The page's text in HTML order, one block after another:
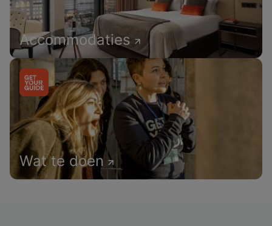
Accommodaties
Wat te doen